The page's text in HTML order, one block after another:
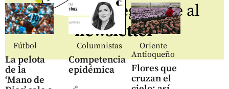
Fútbol
La pelota
de la
‘Mano de
Columnistas
Competencia
epidémica
Oriente
Antioqueño
Flores que
cruzan el
Regístrate al
newsletter